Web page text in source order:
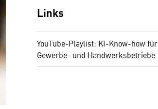
Links
YouTube-Playlist: KI-Know-how für
Gewerbe- und Handwerksbetriebe